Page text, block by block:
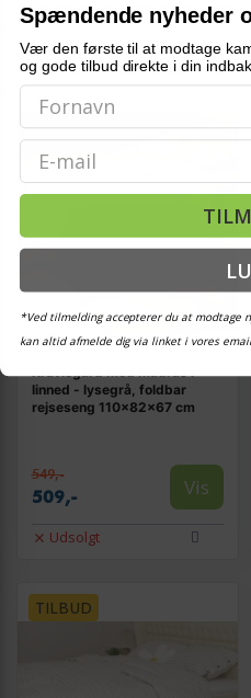
På lager
linned - lysegrå, foldbar
rejseseng 110×82×67 cm
549,-
509,- Vis
Udsolgt
TILBUD
Spændende nyheder
Vær den første til at modtage
og gode tilbud direkte i din
Email
*Ved tilmelding accepterer du at modtage
kan altid afmelde dig via linket i vores